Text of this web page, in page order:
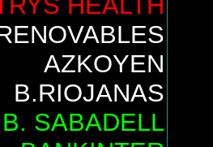
AZKOYEN
B.RIOJANAS
B. SABADELL